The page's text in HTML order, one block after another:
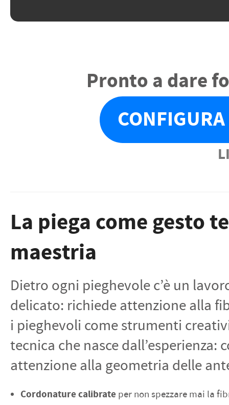
Pronto a dare
La piega come gesto
maestria
Dietro ogni pieghevole c’è un
delicato: richiede attenzione alla
i pieghevoli come strumenti
tecnica che nasce
attenzione alla geometria delle
Cordonature calibrate per non spezzare mai la